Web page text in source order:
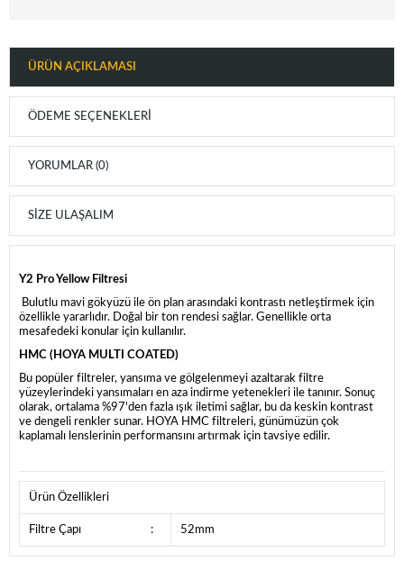
ÜRÜN AÇIKLAMASI
ÖDEME SEÇENEKLERI
YORUMLAR (0)
SIZE ULAŞALIM
Y2 Pro Yellow Filtresi
Bulutlu mavi gökyüzü ile ön plan arasındaki kontrastı netleştirmek için
özellikle yararlıdır. Doğal bir ton rendesi sağlar. Genellikle orta
mesafedeki konular için kullanılır.
HMC (HOYA MULTI COATED)
Bu popüler filtreler, yansıma ve gölgelenmeyi azaltarak filtre
yüzeylerindeki yansımaları en aza indirme yetenekleri ile tanınır. Sonuç
olarak, ortalama %97'den fazla ışık iletimi sağlar, bu da keskin kontrast
ve dengeli renkler sunar. HOYA HMC filtreleri, günümüzün çok
kaplamalı lenslerinin performansını artırmak için tavsiye edilir.
Ürün Özellikleri
Filtre Çapı : 52mm